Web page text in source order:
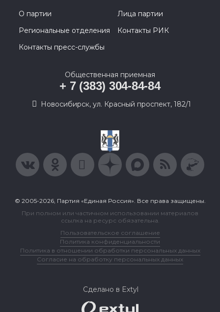
О партии
Лица партии
Региональные отделения
Контакты РИК
Контакты пресс-службы
Общественная приемная
+ 7 (383) 304-84-84
Новосибирск, ул. Красный проспект, 182/1
© 2005-2026, Партия «Единая Россия». Все права защищены.
При полном или частичном использовании материалов
ссылка на ресурс обязательна.
Пользовательское соглашение
Политика конфиденциальности
Политика в отношении обработки персональных данных
Согласие на обработку персональных данных
Сделано в Extyl